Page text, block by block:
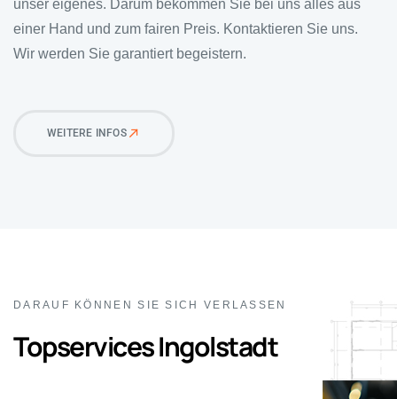
unser eigenes. Darum bekommen Sie bei uns alles aus
einer Hand und zum fairen Preis. Kontaktieren Sie uns.
Wir werden Sie garantiert begeistern.
WEITERE INFOS
DARAUF KÖNNEN SIE SICH VERLASSEN
Topservices Ingolstadt